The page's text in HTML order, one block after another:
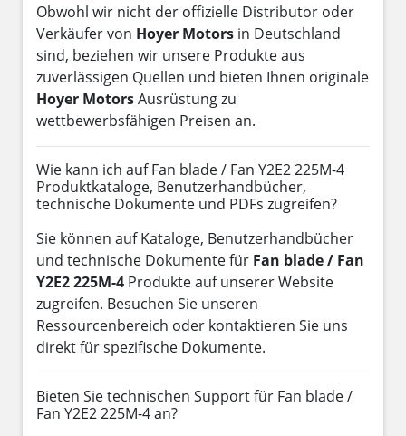
Obwohl wir nicht der offizielle Distributor oder
Verkäufer von Hoyer Motors in Deutschland
sind, beziehen wir unsere Produkte aus
zuverlässigen Quellen und bieten Ihnen originale
Hoyer MotorsAusrüstung zu
wettbewerbsfähigen Preisen an.
Wie kann ich auf Fan blade / Fan Y2E2 225M-4
Produktkataloge, Benutzerhandbücher,
technische Dokumente und PDFs zugreifen?
Sie können auf Kataloge, Benutzerhandbücher
und technische Dokumente für Fan blade / Fan
Y2E2 225M-4 Produkte auf unserer Website
zugreifen. Besuchen Sie unseren
Ressourcenbereich oder kontaktieren Sie uns
direkt für spezifische Dokumente.
Bieten Sie technischen Support für Fan blade /
Fan Y2E2 225M-4 an?